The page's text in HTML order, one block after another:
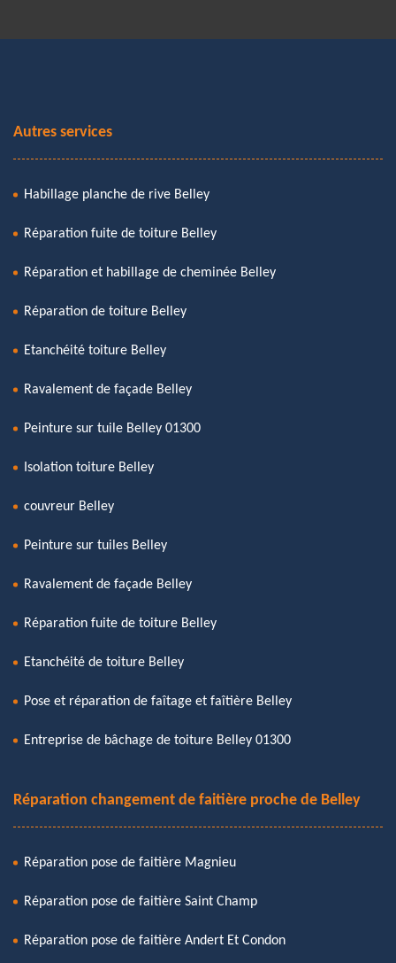
Autres services
Habillage planche de rive Belley
Réparation fuite de toiture Belley
Réparation et habillage de cheminée Belley
Réparation de toiture Belley
Etanchéité toiture Belley
Ravalement de façade Belley
Peinture sur tuile Belley 01300
Isolation toiture Belley
couvreur Belley
Peinture sur tuiles Belley
Ravalement de façade Belley
Réparation fuite de toiture Belley
Etanchéité de toiture Belley
Pose et réparation de faîtage et faîtière Belley
Entreprise de bâchage de toiture Belley 01300
Réparation changement de faitière proche de Belley
Réparation pose de faitière Magnieu
Réparation pose de faitière Saint Champ
Réparation pose de faitière Andert Et Condon